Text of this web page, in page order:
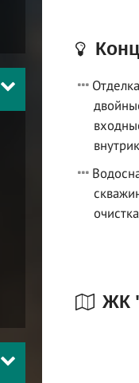
очистка
ЖК